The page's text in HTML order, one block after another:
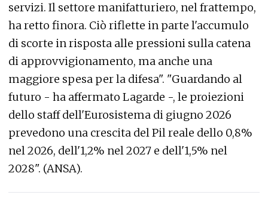
servizi. Il settore manifatturiero, nel frattempo,
ha retto finora. Ciò riflette in parte l'accumulo
di scorte in risposta alle pressioni sulla catena
di approvvigionamento, ma anche una
maggiore spesa per la difesa". "Guardando al
futuro - ha affermato Lagarde -, le proiezioni
dello staff dell'Eurosistema di giugno 2026
prevedono una crescita del Pil reale dello 0,8%
nel 2026, dell'1,2% nel 2027 e dell'1,5% nel
2028". (ANSA).